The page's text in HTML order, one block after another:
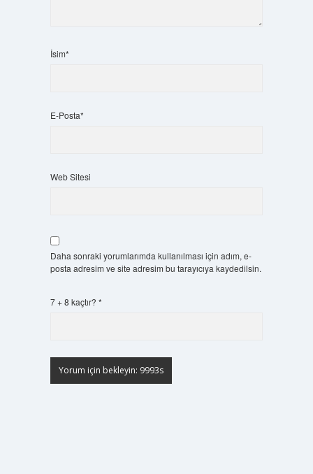
İsim*
E-Posta*
Web Sitesi
Daha sonraki yorumlarımda kullanılması için adım, e-
posta adresim ve site adresim bu tarayıcıya kaydedilsin.
7 + 8 kaçtır? *